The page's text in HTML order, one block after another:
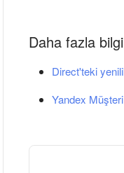
Daha fazla
Direct'teki
Yandex